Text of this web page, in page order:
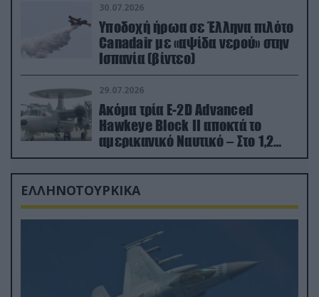
30.07.2026
Υποδοχή ήρωα σε Έλληνα πιλότο
Canadair με «αψίδα νερού» στην
Ισπανία (βίντεο)
29.07.2026
Ακόμα τρία E-2D Advanced
Hawkeye Block II αποκτά το
αμερικανικό Ναυτικό – Στο 1,2
δισ.δολάρια το κόστος
ΕΛΛΗΝΟΤΟΥΡΚΙΚΑ